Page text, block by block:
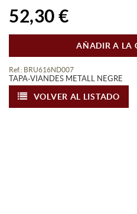
52,30 €
AÑADIR A LA
Ref.: BRU616ND007
TAPA-VIANDES METALL NEGRE
VOLVER AL LISTADO